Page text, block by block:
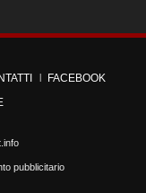
FACEBOOK
pubblicitario